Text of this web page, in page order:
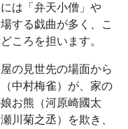
は「弁天小僧」や
する戯曲が多く、こ
ころを担います。
の見世先の場面から
中村梅雀）が、家の
お熊（河原崎國太
川菊之丞）を欺き、